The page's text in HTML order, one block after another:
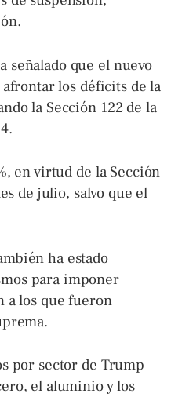
señalado que el nuevo
los déficits de la
la Sección 122 de la
en virtud de la Sección
de julio, salvo que el
ha estado
para imponer
a los que fueron
por sector de Trump
el aluminio y los